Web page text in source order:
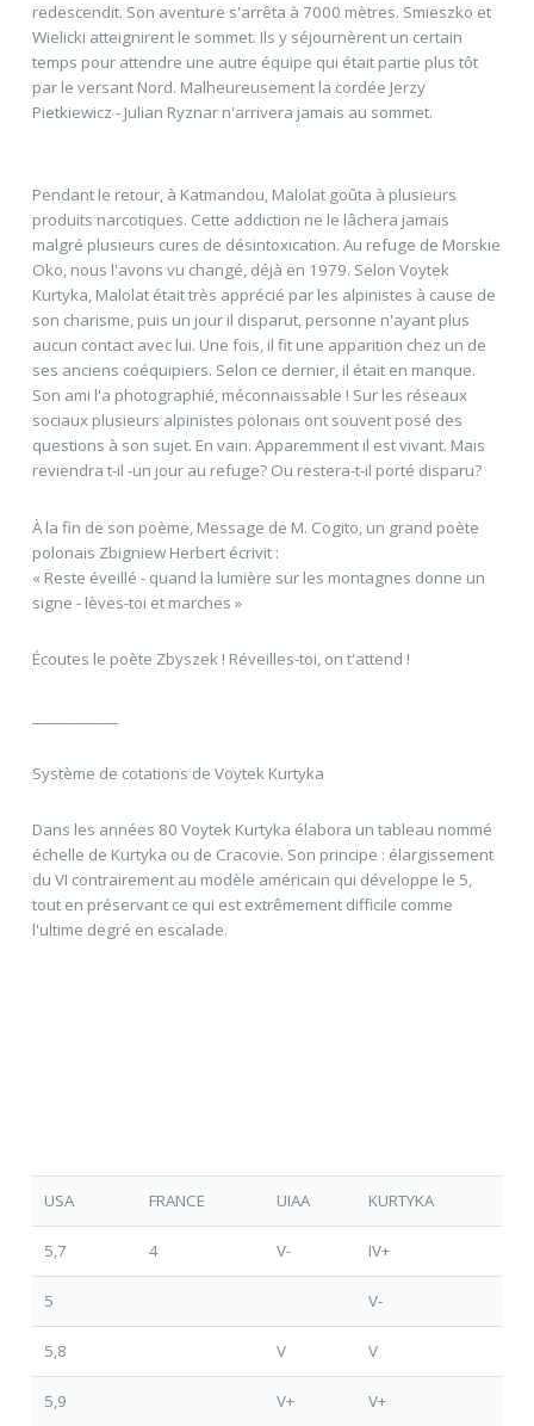
redescendit. Son aventure s'arrêta à 7000 mètres. Smieszko et
Wielicki atteignirent le sommet. Ils y séjournèrent un certain
temps pour attendre une autre équipe qui était partie plus tôt
par le versant Nord. Malheureusement la cordée Jerzy
Pietkiewicz - Julian Ryznar n'arrivera jamais au sommet.
Pendant le retour, à Katmandou, Malolat goûta à plusieurs
produits narcotiques. Cette addiction ne le lâchera jamais
malgré plusieurs cures de désintoxication. Au refuge de Morskie
Oko, nous l'avons vu changé, déjà en 1979. Selon Voytek
Kurtyka, Malolat était très apprécié par les alpinistes à cause de
son charisme, puis un jour il disparut, personne n'ayant plus
aucun contact avec lui. Une fois, il fit une apparition chez un de
ses anciens coéquipiers. Selon ce dernier, il était en manque.
Son ami l'a photographié, méconnaissable ! Sur les réseaux
sociaux plusieurs alpinistes polonais ont souvent posé des
questions à son sujet. En vain. Apparemment il est vivant. Mais
reviendra t-il -un jour au refuge? Ou restera-t-il porté disparu?
À la fin de son poème, Message de M. Cogito, un grand poète
polonais Zbigniew Herbert écrivit :
« Reste éveillé - quand la lumière sur les montagnes donne un
signe - lèves-toi et marches »
Écoutes le poète Zbyszek ! Réveilles-toi, on t'attend !
Système de cotations de Voytek Kurtyka
Dans les années 80 Voytek Kurtyka élabora un tableau nommé
échelle de Kurtyka ou de Cracovie. Son principe : élargissement
du VI contrairement au modèle américain qui développe le 5,
tout en préservant ce qui est extrêmement difficile comme
l'ultime degré en escalade.
USA FRANCE UIAA KURTYKA
5,7 4 V- IV+
5 V-
5,8 V V
5,9 V+ V+